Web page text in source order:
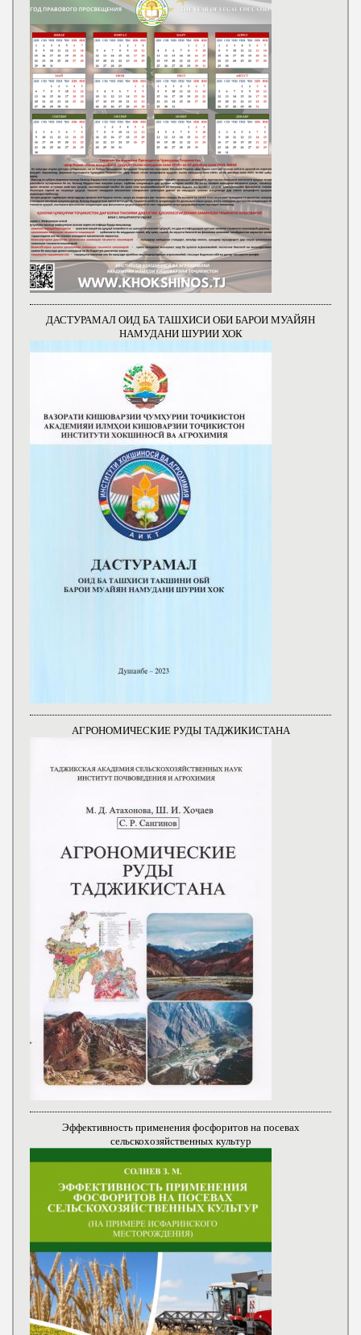
ДАСТУРАМАЛ ОИД БА ТАШХИСИ ОБИ БАРОИ МУАЙЯН
НАМУДАНИ ШУРИИ ХОК
АГРОНОМИЧЕСКИЕ РУДЫ ТАДЖИКИСТАНА
Эффективность применения фосфоритов на посевах
сельскохозяйственных культур